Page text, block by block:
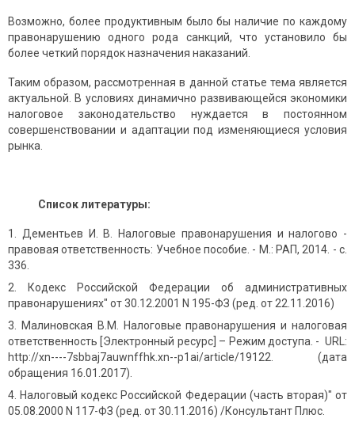
Возможно, более продуктивным было бы наличие по каждому
правонарушению одного рода санкций, что установило бы
более четкий порядок назначения наказаний.
Таким образом, рассмотренная в данной статье тема является
актуальной. В условиях динамично развивающейся экономики
налоговое законодательство нуждается в постоянном
совершенствовании и адаптации под изменяющиеся условия
рынка.
Список литературы:
Дементьев И. В. Налоговые правонарушения и налогово -
правовая ответственность: Учебное пособие. - М.: РАП, 2014. - с.
336.
Кодекс Российской Федерации об административных
правонарушениях" от 30.12.2001 N 195-ФЗ (ред. от 22.11.2016)
Малиновская В.М. Налоговые правонарушения и налоговая
ответственность [Электронный ресурс] – Режим доступа. - URL:
http://xn----7sbbaj7auwnffhk.xn--p1ai/article/19122. (дата
обращения 16.01.2017).
Налоговый кодекс Российской Федерации (часть вторая)" от
05.08.2000 N 117-ФЗ (ред. от 30.11.2016) /Консультант Плюс.